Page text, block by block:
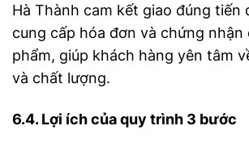
Hà Thành cam kết giao đúng tiến
cung cấp hóa đơn và chứng nhận
phẩm, giúp khách hàng yên tâm
và chất lượng.
6.4. Lợi ích của quy trình 3 bước